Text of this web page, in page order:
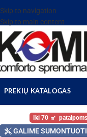
Skip to navigation
Skip to main content
PREKIŲ KATALOGAS
70
GALIME SUMONTUOTI